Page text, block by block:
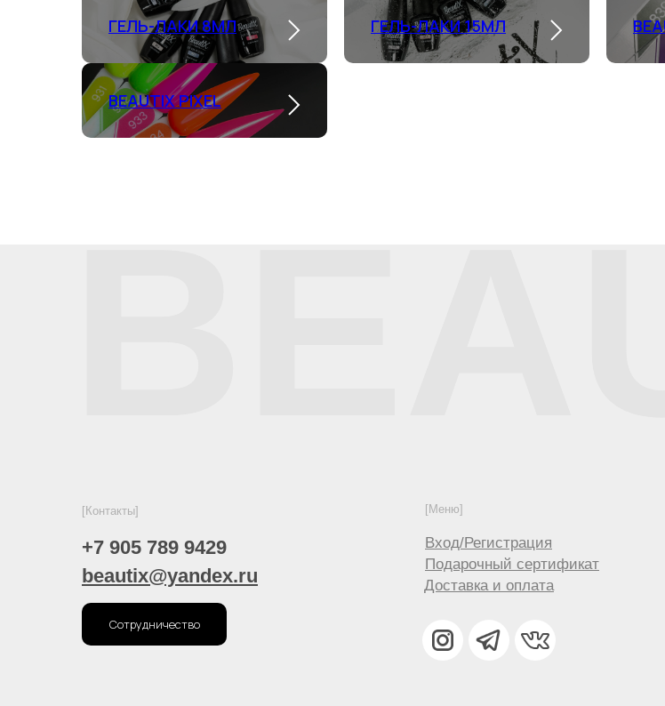
ГЕЛЬ-ЛАКИ 8МЛ ГЕЛЬ-ЛАКИ 15МЛ
BEAUTIX PIXEL
[Контакты]
Вход/Регистрация
+7 905 789 9429
beautix@yandex.ru
[Меню]
Подарочный сертификат
Доставка и оплата
Сотрудничество